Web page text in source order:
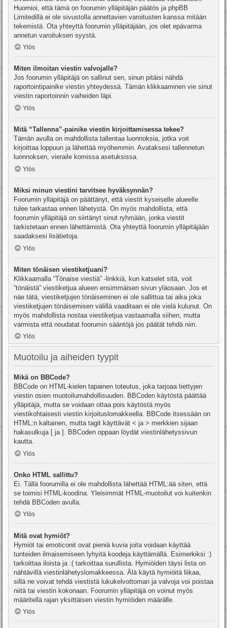
Huomioi, että tämä on foorumin ylläpitäjän päätös ja phpBB
Limitedillä ei ole sivustolla annettavien varoitusten kanssa mitään
tekemistä. Ota yhteyttä foorumin ylläpitäjään, jos olet epävarma
annetun varoituksen syystä.
Ylös
Miten ilmoitan viestin valvojalle?
Jos foorumin ylläpitäjä on sallinut sen, sinun pitäisi nähdä
raportointipainike viestin yhteydessä. Tämän klikkaaminen vie sinut
viestin raportoinnin vaiheiden läpi.
Ylös
Mitä “Tallenna”-painike viestin kirjoittamisessa tekee?
Tämän avulla on mahdollista tallentaa luonnoksia, jotka voit
kirjoittaa loppuun ja lähettää myöhemmin. Avataksesi tallennetun
luonnoksen, vieraile komissa asetuksissa.
Ylös
Miksi minun viestini tarvitsee hyväksynnän?
Foorumin ylläpitäjä on päättänyt, että viestit kyseiselle alueelle
tulee tarkastaa ennen lähetystä. On myös mahdollista, että
foorumin ylläpitäjä on siirtänyt sinut ryhmään, jonka viestit
tarkistetaan ennen lähettämistä. Ota yhteyttä foorumin ylläpitäjään
saadaksesi lisätietoja.
Ylös
Miten tönäisen viestiketjuani?
Klikkaamalla “Tönaise viestiä” -linkkiä, kun katselet sitä, voit
“tönäistä” viestiketjua alueen ensimmäisen sivun yläosaan. Jos et
näe tätä, viestiketjujen tönäiseminen ei ole sallittua tai aika joka
viestiketjujen tönäisemisen välillä vaaditaan ei ole vielä kulunut. On
myös mahdollista nostaa viestiketjua vastaamalla siihen, mutta
varmista että noudatat foorumin sääntöjä jos päätät tehdä niin.
Ylös
Muotoilu ja aiheiden tyypit
Mikä on BBCode?
BBCode on HTML-kielen tapainen toteutus, joka tarjoaa tiettyjen
viestin osien muotoilumahdollisuuden. BBCoden käytöstä päättää
ylläpitäjä, mutta se voidaan ottaa pois käytöstä myös
viestikohtaisesti viestin kirjoituslomakkeella. BBCode itsessään on
HTML:n kaltainen, mutta tagit käyttävät < ja > merkkien sijaan
hakasulkuja [ ja ]. BBCoden oppaan löydät viestinlähetyssivun
kautta.
Ylös
Onko HTML sallittu?
Ei. Tällä foorumilla ei ole mahdollista lähettää HTML:ää siten, että
se toimisi HTML-koodina. Yleisimmät HTML-muotoilut voi kuitenkin
tehdä BBCoden avulla.
Ylös
Mitä ovat hymiöt?
Hymiöt tai emoticonit ovat pieniä kuvia joita voidaan käyttää
tunteiden ilmaisemiseen lyhyitä koodeja käyttämällä. Esimerkiksi :)
tarkoittaa iloista ja :( tarkoittaa surullista. Hymiöiden täysi lista on
nähtävillä viestinlähetyslomakkeessa. Älä käytä hymiöitä liikaa,
sillä ne voivat tehdä viestistä lukukelvottoman ja valvoja voi poistaa
niitä tai viestin kokonaan. Foorumin ylläpitäjä on voinut myös
määritellä rajan yksittäisen viestin hymiöiden määrälle.
Ylös